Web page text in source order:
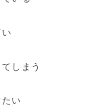
しまう
い